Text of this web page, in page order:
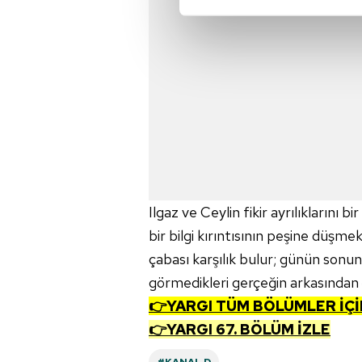
mevzuata uygun olarak
Ilgaz ve Ceylin fikir ayrılıklarını
bir bilgi kırıntısının peşine
çabası karşılık bulur; günün
görmedikleri gerçeğin
👉YARGI TÜM BÖLÜMLER
👉YARGI 67. BÖLÜM İZLE